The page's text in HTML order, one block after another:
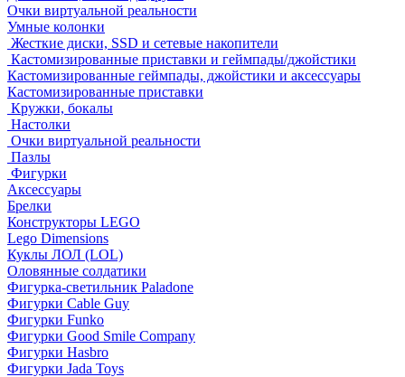
Очки виртуальной реальности
Умные колонки
Жесткие диски, SSD и сетевые накопители
Кастомизированные приставки и геймпады/джойстики
Кастомизированные геймпады, джойстики и аксессуары
Кастомизированные приставки
Кружки, бокалы
Настолки
Очки виртуальной реальности
Пазлы
Фигурки
Аксессуары
Брелки
Конструкторы LEGO
Lego Dimensions
Куклы ЛОЛ (LOL)
Оловянные солдатики
Фигурка-светильник Paladone
Фигурки Cable Guy
Фигурки Funko
Фигурки Good Smile Company
Фигурки Hasbro
Фигурки Jada Toys